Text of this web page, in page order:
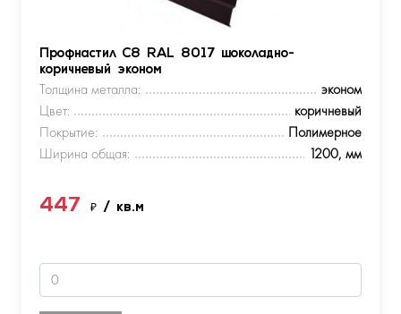
Профнастил С8 RAL 8017 шоколадно-
коричневый эконом
Толщина металла:
эконом
Цвет:
коричневый
Покрытие:
Полимерное
Ширина общая:
1200, мм
447 ₽ / кв.м